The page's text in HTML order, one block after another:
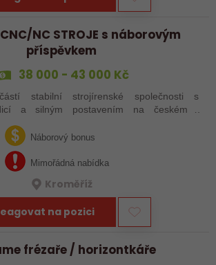
CNC/NC STROJE s náborovým
příspěvkem
38 000 - 43 000 Kč
stabilní strojírenské společnosti s
a silným postavením na českém i
více typů…
Náborový bonus
Mimořádná nabídka
Kroměříž
na pozici
frézaře / horizontkáře